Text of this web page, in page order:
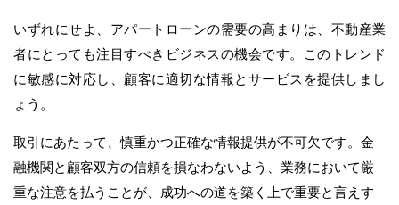
いずれにせよ、アパートローンの需要の高まりは、不動産業
者にとっても注目すべきビジネスの機会です。このトレンド
に敏感に対応し、顧客に適切な情報とサービスを提供しまし
ょう。
取引にあたって、慎重かつ正確な情報提供が不可欠です。金
融機関と顧客双方の信頼を損なわないよう、業務において厳
重な注意を払うことが、成功への道を築く上で重要と言えす